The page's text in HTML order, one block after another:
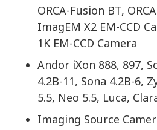
ORCA-Fusion BT,
ImagEM X2 EM-CCD
1K EM-CCD Camera
Andor iXon 888, 897,
4.2B-11, Sona 4.2B-6,
5.5, Neo 5.5, Luca,
Imaging Source